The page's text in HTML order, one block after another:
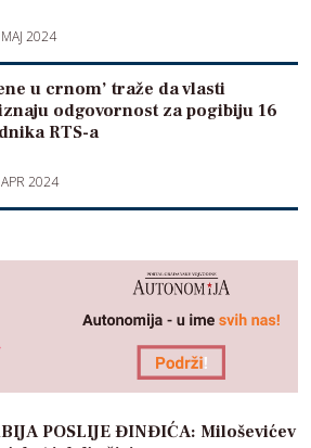
2024
u crnom’ traže da vlasti
odgovornost za pogibiju 16
RTS-a
2024
POSLIJE ĐINĐIĆA: Miloševićev